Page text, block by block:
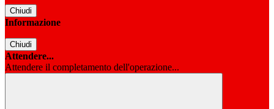
Chiudi
Informazione
Chiudi
Attendere...
Attendere il completamento dell'operazione...